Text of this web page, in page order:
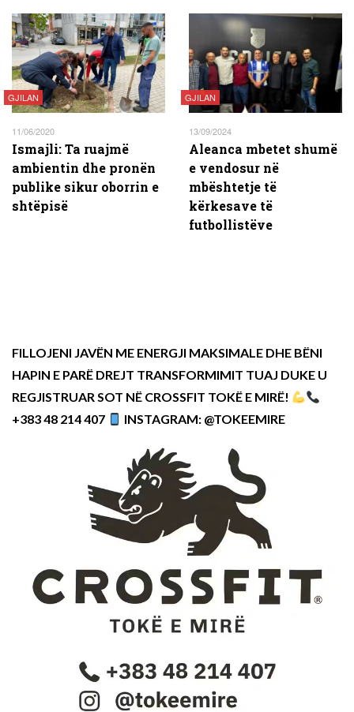
GJILAN
11/06/2020
Ismajli: Ta ruajmë
ambientin dhe pronën
publike sikur oborrin e
shtëpisë
GJILAN
13/09/2024
Aleanca mbetet shumë
e vendosur në
mbështetje të
kërkesave të
futbollistëve
FILLOJENI JAVËN ME ENERGJI MAKSIMALE DHE BËNI
HAPIN E PARË DREJT TRANSFORMIMIT TUAJ DUKE U
REGJISTRUAR SOT NË CROSSFIT TOKË E MIRË!
+383 48 214 407
INSTAGRAM: @TOKEEMIRE